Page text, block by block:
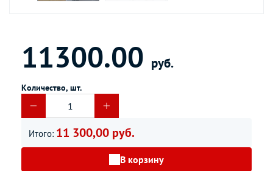
11300.00 руб.
Количество, шт.
Итого: 11 300,00 руб.
В корзину